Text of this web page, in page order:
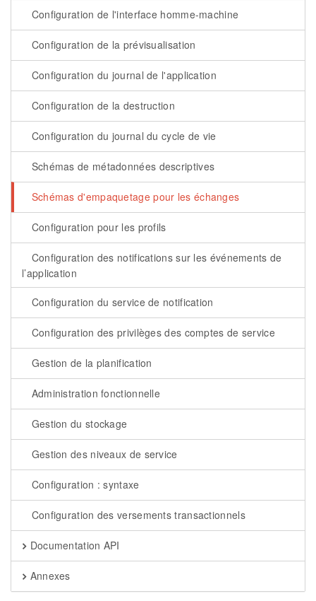
Configuration de l'interface homme-machine
Configuration de la prévisualisation
Configuration du journal de l'application
Configuration de la destruction
Configuration du journal du cycle de vie
Schémas de métadonnées descriptives
Schémas d'empaquetage pour les échanges
Configuration pour les profils
Configuration des notifications sur les événements de
l’application
Configuration du service de notification
Configuration des privilèges des comptes de service
Gestion de la planification
Administration fonctionnelle
Gestion du stockage
Gestion des niveaux de service
Configuration : syntaxe
Configuration des versements transactionnels
Documentation API
Annexes